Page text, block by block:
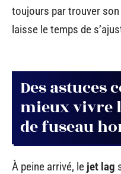
toujours par trouver son
laisse le temps de
Des astuces
mieux vivre
de fuseau
À peine arrivé, le jet lag